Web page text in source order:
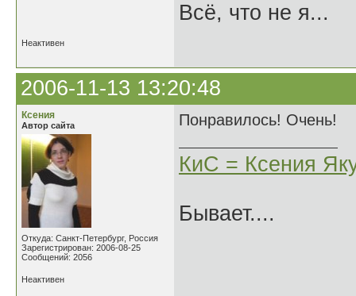
Всё, что не я...
Неактивен
2006-11-13 13:20:48
Ксения
Автор сайта
Откуда: Санкт-Петербург, Россия
Зарегистрирован: 2006-08-25
Сообщений: 2056
Понравилось! Очень!
КиС = Ксения
Бывает....
Неактивен